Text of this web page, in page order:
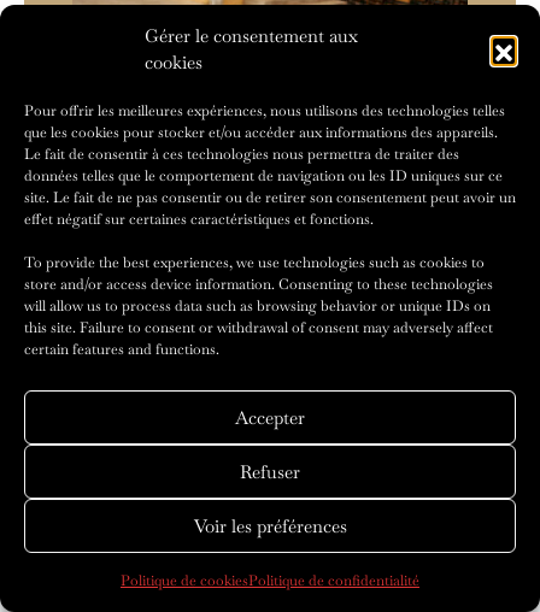
Gérer le consentement aux
cookies
Pour offrir les meilleures expériences, nous utilisons des technologies telles
que les cookies pour stocker et/ou accéder aux informations des appareils.
Le fait de consentir à ces technologies nous permettra de traiter des
données telles que le comportement de navigation ou les ID uniques sur ce
site. Le fait de ne pas consentir ou de retirer son consentement peut avoir un
effet négatif sur certaines caractéristiques et fonctions.
To provide the best experiences, we use technologies such as cookies to
store and/or access device information. Consenting to these technologies
will allow us to process data such as browsing behavior or unique IDs on
this site. Failure to consent or withdrawal of consent may adversely affect
certain features and functions.
Accepter
Refuser
Voir les préférences
Politique de cookiesPolitique de confidentialité
Celio Lance La Collection
Saint Tropez Pour Un Été
Farniente Et Élégant